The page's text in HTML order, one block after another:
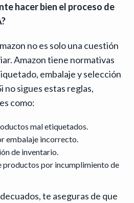
hacer bien el proceso de
no es solo una cuestión
Amazon tiene normativas
embalaje y selección
no sigues estas reglas,
como:
mal etiquetados.
embalaje incorrecto.
de inventario.
productos por incumplimiento de
te aseguras de que